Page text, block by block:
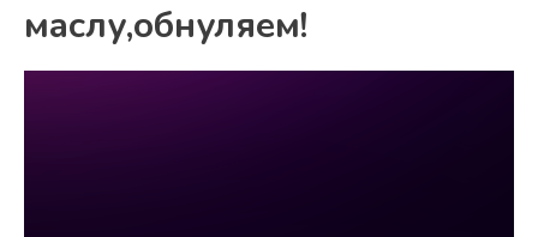
маслу,обнуляем!